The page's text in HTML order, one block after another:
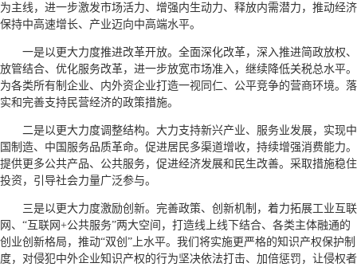
为主线，进一步激发市场活力、增强内生动力、释放内需潜力，推动经济
保持中高速增长、产业迈向中高端水平。
一是以更大力度推进改革开放。全面深化改革，深入推进简政放权、
放管结合、优化服务改革，进一步放宽市场准入，继续降低关税总水平。
为各类所有制企业、内外资企业打造一视同仁、公平竞争的营商环境。落
实和完善支持民营经济的政策措施。
二是以更大力度调整结构。大力支持新兴产业、服务业发展，实现中
国制造、中国服务品质革命。促进居民多渠道增收，持续增强消费能力。
提供更多公共产品、公共服务，促进经济发展和民生改善。采取措施稳住
投资，引导社会力量广泛参与。
三是以更大力度激励创新。完善政策、创新机制，着力拓展工业互联
网、“互联网+公共服务”两大空间，打造线上线下结合、各类主体融通的
创业创新格局，推动“双创”上水平。我们将实施更严格的知识产权保护制
度，对侵犯中外企业知识产权的行为坚决依法打击、加倍惩罚，让侵权者